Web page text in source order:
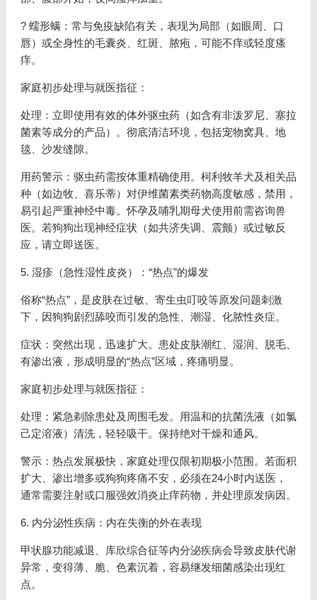
? 蠕形螨：常与免疫缺陷有关，表现为局部（如眼周、口
唇）或全身性的毛囊炎、红斑、脓疱，可能不痒或轻度瘙
痒。
家庭初步处理与就医指征：
处理：立即使用有效的体外驱虫药（如含有非泼罗尼、塞拉
菌素等成分的产品）。彻底清洁环境，包括宠物窝具、地
毯、沙发缝隙。
用药警示：驱虫药需按体重精确使用。柯利牧羊犬及相关品
种（如边牧、喜乐蒂）对伊维菌素类药物高度敏感，禁用，
易引起严重神经中毒。怀孕及哺乳期母犬使用前需咨询兽
医。若狗狗出现神经症状（如共济失调、震颤）或过敏反
应，请立即送医。
5. 湿疹（急性湿性皮炎）：“热点”的爆发
俗称“热点”，是皮肤在过敏、寄生虫叮咬等原发问题刺激
下，因狗狗剧烈舔咬而引发的急性、潮湿、化脓性炎症。
症状：突然出现，迅速扩大。患处皮肤潮红、湿润、脱毛、
有渗出液，形成明显的“热点”区域，疼痛明显。
家庭初步处理与就医指征：
处理：紧急剃除患处及周围毛发。用温和的抗菌洗液（如氯
己定溶液）清洗，轻轻吸干。保持绝对干燥和通风。
警示：热点发展极快，家庭处理仅限初期极小范围。若面积
扩大、渗出增多或狗狗疼痛不安，必须在24小时内送医，
通常需要注射或口服强效消炎止痒药物，并处理原发病因。
6. 内分泌性疾病：内在失衡的外在表现
甲状腺功能减退、库欣综合征等内分泌疾病会导致皮肤代谢
异常，变得薄、脆、色素沉着，容易继发细菌感染出现红
点。